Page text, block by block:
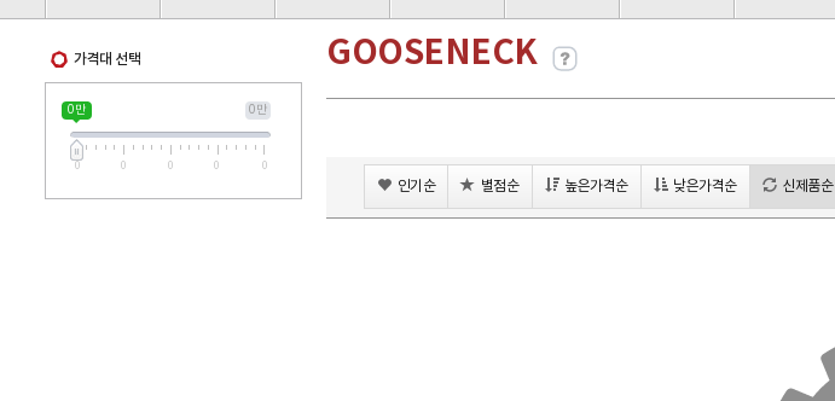
가격대 선택
0 만
0 만
0 0 0 0 0
GOOSENECK
인기순 별점순 높은가격순 낮은가격순 신제품순